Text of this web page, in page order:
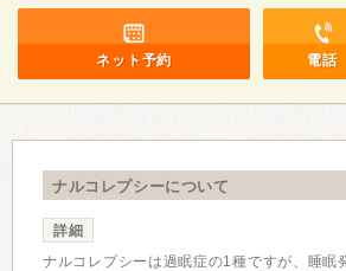
ネット予約 電話
ナルコレプシーについて
詳細
ナルコレプシーは過眠症の1種ですが、睡眠